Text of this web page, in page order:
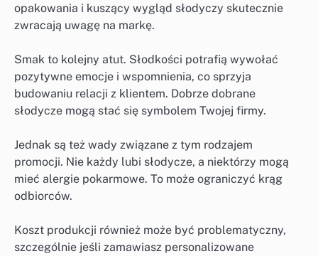
opakowania i kuszący wygląd słodyczy skutecznie
zwracają uwagę na markę.
Smak to kolejny atut. Słodkości potrafią wywołać
pozytywne emocje i wspomnienia, co sprzyja
budowaniu relacji z klientem. Dobrze dobrane
słodycze mogą stać się symbolem Twojej firmy.
Jednak są też wady związane z tym rodzajem
promocji. Nie każdy lubi słodycze, a niektórzy mogą
mieć alergie pokarmowe. To może ograniczyć krąg
odbiorców.
Koszt produkcji również może być problematyczny,
szczególnie jeśli zamawiasz personalizowane